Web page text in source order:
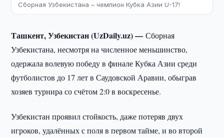
Сборная Узбекистана – чемпион Кубка Азии U-17!
Ташкент, Узбекистан (UzDaily.uz) —Сборная
Узбекистана, несмотря на численное меньшинство,
одержала волевую победу в финале Кубка Азии среди
футболистов до 17 лет в Саудовской Аравии, обыграв
хозяев турнира со счётом 2:0 в воскресенье.
Узбекистан проявил стойкость, даже потеряв двух
игроков, удалённых с поля в первом тайме, и во второй